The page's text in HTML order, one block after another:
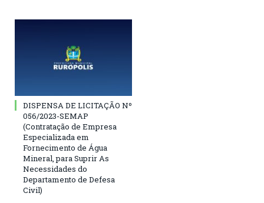
DISPENSA DE LICITAÇÃO Nº
056/2023-SEMAP
(Contratação de Empresa
Especializada em
Fornecimento de Água
Mineral, para Suprir As
Necessidades do
Departamento de Defesa
Civil)